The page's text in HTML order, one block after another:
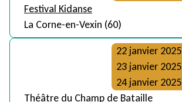
Festival Kidanse
La Corne-en-Vexin (60)
22 janvier 2025
23 janvier 2025
24 janvier 2025
Théâtre du Champ de Bataille